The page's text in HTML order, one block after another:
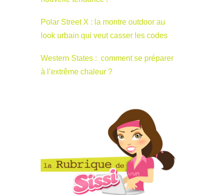
Polar Street X : la montre outdoor au
look urbain qui veut casser les codes
Western States : comment se préparer
à l’extrême chaleur ?